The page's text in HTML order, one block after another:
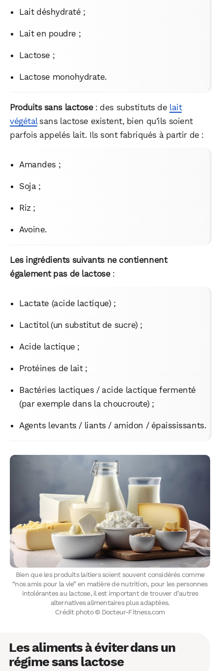
Lait déshydraté ;
Lait en poudre ;
Lactose ;
Lactose monohydrate.
Produits sans lactose: des substituts de lait
végétalsans lactose existent, bien qu’ils soient
parfois appelés lait. Ils sont fabriqués à partir de :
Amandes ;
Soja ;
Riz ;
Avoine.
Les ingrédients suivants ne contiennent
également pas de lactose:
Lactate (acide lactique) ;
Lactitol (un substitut de sucre) ;
Acide lactique ;
Protéines de lait ;
Bactéries lactiques / acide lactique fermenté
(par exemple dans la choucroute) ;
Agents levants / liants / amidon / épaississants.
Bien que les produits laitiers soient souvent considérés comme
“nos amis pour la vie” en matière de nutrition, pour les personnes
intolérantes au lactose, il est important de trouver d’autres
alternatives alimentaires plus adaptées.
Crédit photo © Docteur-Fitness.com
Les aliments à éviter dans un
régime sans lactose